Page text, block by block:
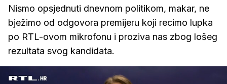
Nismo opsjednuti dnevnom politikom, makar, ne
bježimo od odgovora premijeru koji recimo lupka
po RTL-ovom mikrofonu i proziva nas zbog lošeg
rezultata svog kandidata.